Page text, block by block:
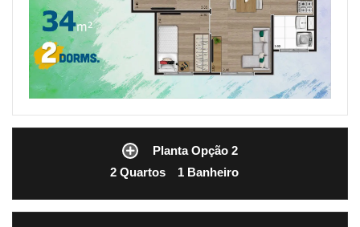
Planta Opção 2
2 Quartos
1 Banheiro